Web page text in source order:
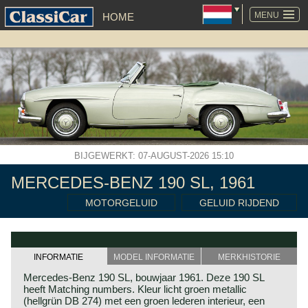
MENU
HOME
NAVIGATIE
OVERSLAAN
BIJGEWERKT: 07-AUGUST-2026 15:10
MERCEDES-BENZ 190 SL, 1961
MOTORGELUID GELUID RIJDEND
INFORMATIE MODEL INFORMATIE MERKHISTORIE
Mercedes-Benz 190 SL, bouwjaar 1961. Deze 190 SL
heeft Matching numbers. Kleur licht groen metallic
(hellgrün DB 274) met een groen lederen interieur, een